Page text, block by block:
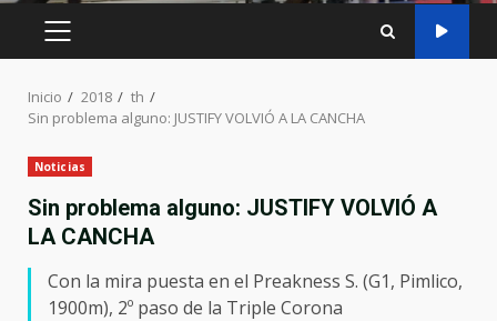
MENÚ
Inicio 2018
th
Sin problema alguno: JUSTIFY VOLVIÓ A LA CANCHA
Noticias
Sin problema alguno: JUSTIFY VOLVIÓ A
LA CANCHA
Con la mira puesta en el Preakness S. (G1, Pimlico,
1900m), 2º paso de la Triple Corona